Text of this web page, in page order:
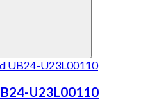
U23L00110